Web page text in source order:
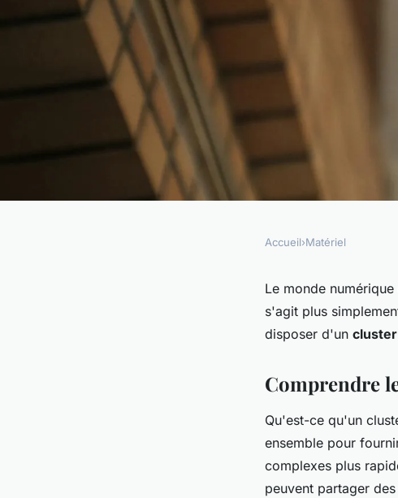
Quelle est la
configurer un
une haute
Accueil›Matériel
Le monde
s'agit plus
disposer d'un
Comprendre
Qu'est-ce qu'un
ensemble pour
complexes plus
peuvent partager